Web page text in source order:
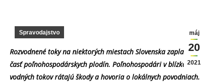
máj
20
2021
Spravodajstvo
Rozvodnené toky na niektorých miestach Slovenska zaplavili aj
časť poľnohospodárskych plodín. Poľnohospodári v blízkosti
vodných tokov rátajú škody a hovoria o lokálnych povodniach.